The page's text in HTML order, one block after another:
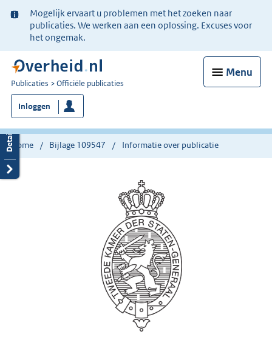
Ter
informatie:
Mogelijk ervaart u problemen met het zoeken naar
publicaties. We werken aan een oplossing. Excuses voor
het ongemak.
Menu
U
bent
nu
hier:
Publicaties Officiële publicaties
Inloggen
Home Bijlage 109547 Informatie over publicatie